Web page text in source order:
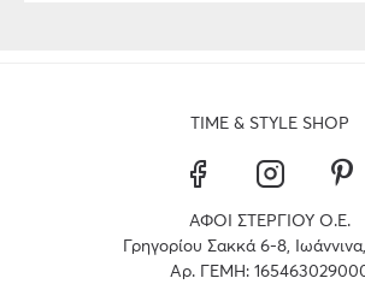
TIME & STYLE SHOP
ΑΦΟΙ ΣΤΕΡΓΙΟΥ Ο.Ε.
Γρηγορίου Σακκά 6-8,
Αρ. ΓΕΜΗ: